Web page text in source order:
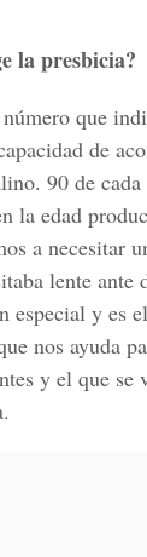
la presbicia?
que
de
90 de cada
la edad
a necesitar
lente ante
especial y es
nos ayuda
y el que se